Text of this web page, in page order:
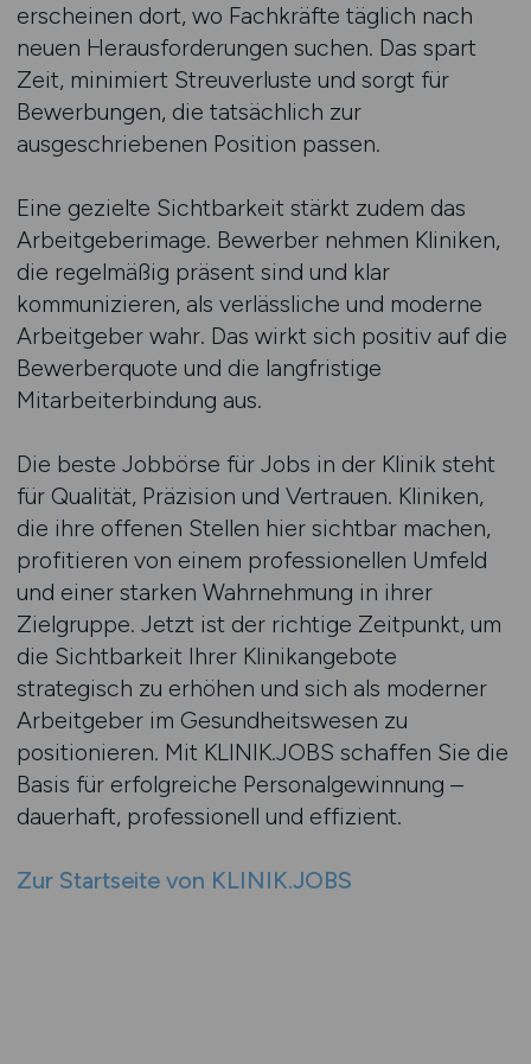
erscheinen dort, wo Fachkräfte täglich nach
neuen Herausforderungen suchen. Das spart
Zeit, minimiert Streuverluste und sorgt für
Bewerbungen, die tatsächlich zur
ausgeschriebenen Position passen.
Eine gezielte Sichtbarkeit stärkt zudem das
Arbeitgeberimage. Bewerber nehmen Kliniken,
die regelmäßig präsent sind und klar
kommunizieren, als verlässliche und moderne
Arbeitgeber wahr. Das wirkt sich positiv auf die
Bewerberquote und die langfristige
Mitarbeiterbindung aus.
Die beste Jobbörse für Jobs in der Klinik steht
für Qualität, Präzision und Vertrauen. Kliniken,
die ihre offenen Stellen hier sichtbar machen,
profitieren von einem professionellen Umfeld
und einer starken Wahrnehmung in ihrer
Zielgruppe. Jetzt ist der richtige Zeitpunkt, um
die Sichtbarkeit Ihrer Klinikangebote
strategisch zu erhöhen und sich als moderner
Arbeitgeber im Gesundheitswesen zu
positionieren. Mit KLINIK.JOBS schaffen Sie die
Basis für erfolgreiche Personalgewinnung –
dauerhaft, professionell und effizient.
Zur Startseite von KLINIK.JOBS